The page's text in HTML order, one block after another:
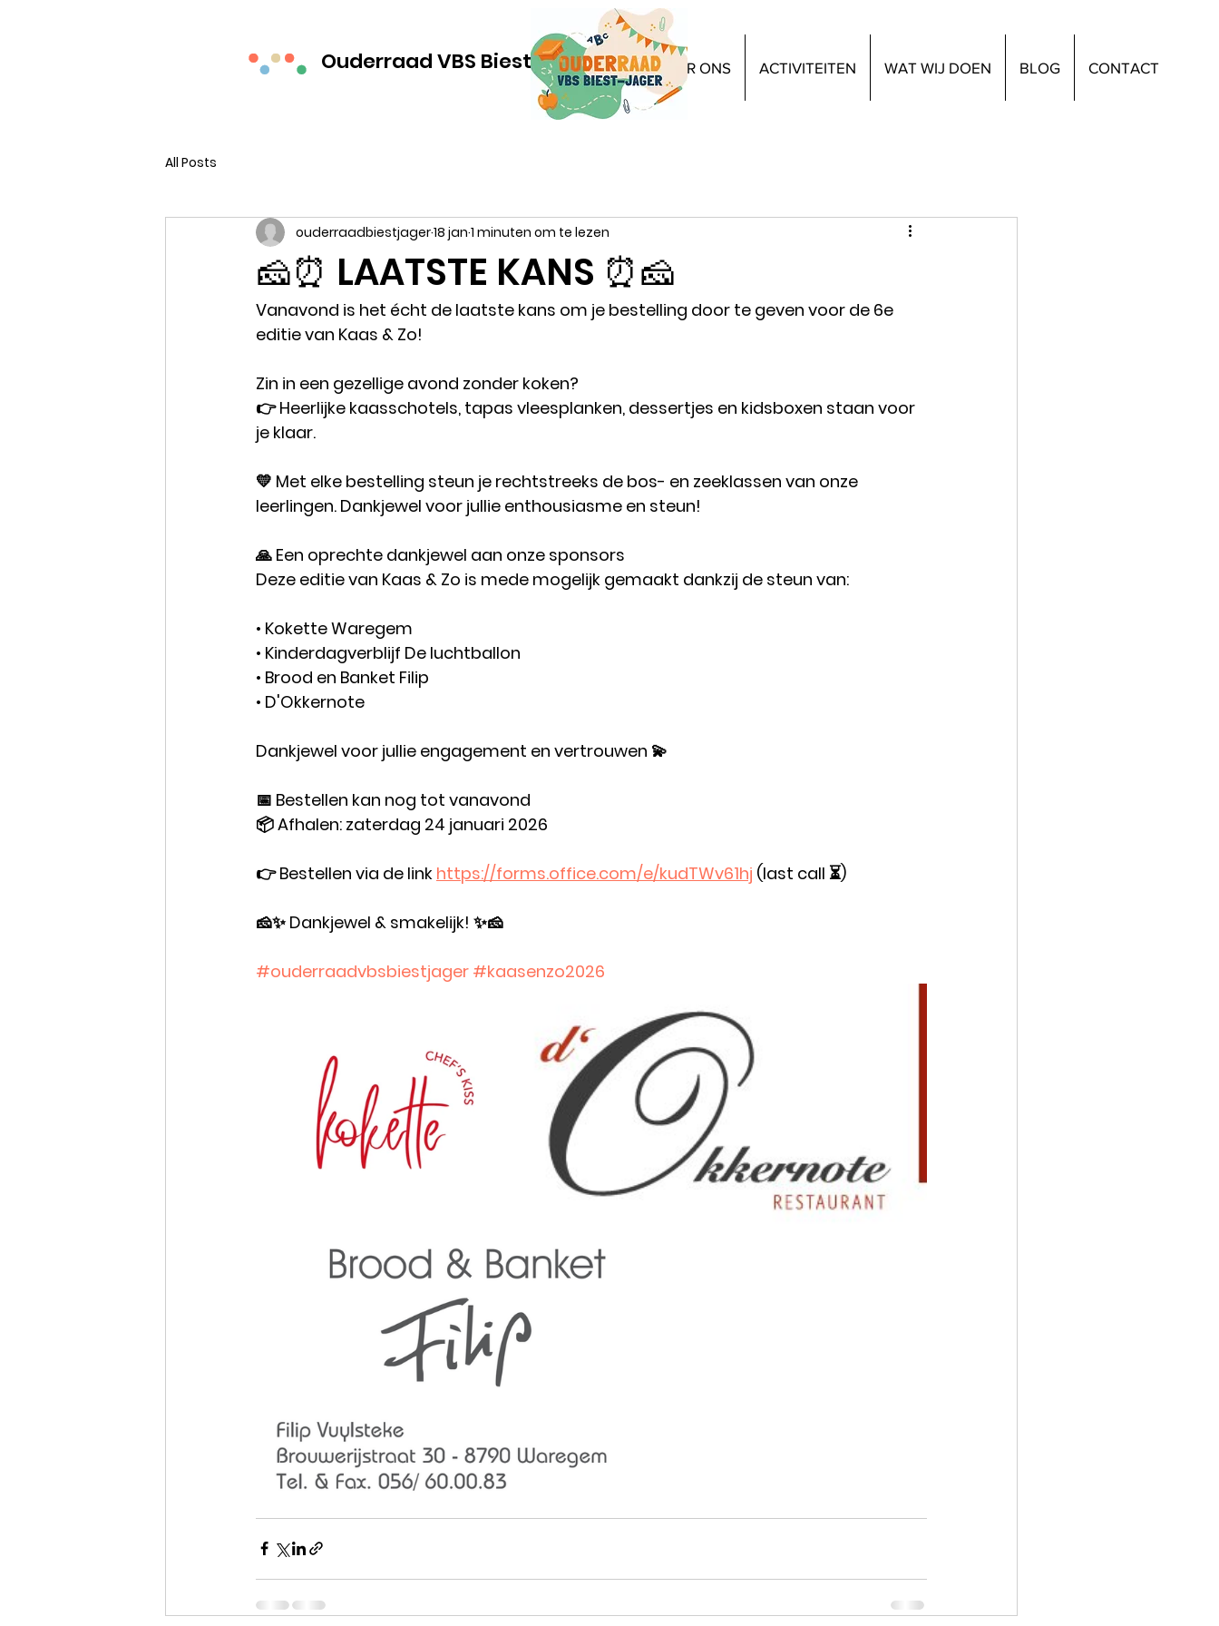
Ouderraad VBS Biest-JagerHOME OVER ONS ACTIVITEITEN WAT WIJ DOEN BLOG CONTACT
All Posts
🧀⏰ LAATSTE KANS ⏰🧀
ouderraadbiestjager18 jan 1 minuten om te lezen
Vanavond is het écht de laatste kans om je bestelling door te geven voor de 6e
editie van Kaas & Zo!
Zin in een gezellige avond zonder koken?
👉 Heerlijke kaasschotels, tapas vleesplanken, dessertjes en kidsboxen staan voor
je klaar.
💛 Met elke bestelling steun je rechtstreeks de bos- en zeeklassen van onze
leerlingen. Dankjewel voor jullie enthousiasme en steun!
🙏 Een oprechte dankjewel aan onze sponsors
Deze editie van Kaas & Zo is mede mogelijk gemaakt dankzij de steun van:
• Kokette Waregem
• Kinderdagverblijf De luchtballon
• Brood en Banket Filip
• D'Okkernote
Dankjewel voor jullie engagement en vertrouwen 💫
📅 Bestellen kan nog tot vanavond
📦 Afhalen: zaterdag 24 januari 2026
👉 Bestellen via de link https://forms.office.com/e/kudTWv61hj (last call ⏳)
🧀✨ Dankjewel & smakelijk! ✨🧀
#ouderraadvbsbiestjager #kaasenzo2026